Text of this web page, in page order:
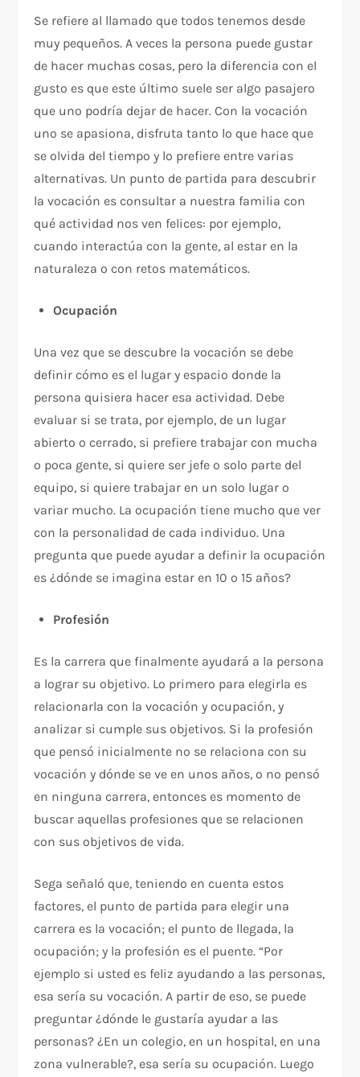
Se refiere al llamado que todos tenemos desde
muy pequeños. A veces la persona puede gustar
de hacer muchas cosas, pero la diferencia con el
gusto es que este último suele ser algo pasajero
que uno podría dejar de hacer. Con la vocación
uno se apasiona, disfruta tanto lo que hace que
se olvida del tiempo y lo prefiere entre varias
alternativas. Un punto de partida para descubrir
la vocación es consultar a nuestra familia con
qué actividad nos ven felices: por ejemplo,
cuando interactúa con la gente, al estar en la
naturaleza o con retos matemáticos.
Ocupación
Una vez que se descubre la vocación se debe
definir cómo es el lugar y espacio donde la
persona quisiera hacer esa actividad. Debe
evaluar si se trata, por ejemplo, de un lugar
abierto o cerrado, si prefiere trabajar con mucha
o poca gente, si quiere ser jefe o solo parte del
equipo, si quiere trabajar en un solo lugar o
variar mucho. La ocupación tiene mucho que ver
con la personalidad de cada individuo. Una
pregunta que puede ayudar a definir la ocupación
es ¿dónde se imagina estar en 10 o 15 años?
Profesión
Es la carrera que finalmente ayudará a la persona
a lograr su objetivo. Lo primero para elegirla es
relacionarla con la vocación y ocupación, y
analizar si cumple sus objetivos. Si la profesión
que pensó inicialmente no se relaciona con su
vocación y dónde se ve en unos años, o no pensó
en ninguna carrera, entonces es momento de
buscar aquellas profesiones que se relacionen
con sus objetivos de vida.
Sega señaló que, teniendo en cuenta estos
factores, el punto de partida para elegir una
carrera es la vocación; el punto de llegada, la
ocupación; y la profesión es el puente. “Por
ejemplo si usted es feliz ayudando a las personas,
esa sería su vocación. A partir de eso, se puede
preguntar ¿dónde le gustaría ayudar a las
personas? ¿En un colegio, en un hospital, en una
zona vulnerable?, esa sería su ocupación. Luego